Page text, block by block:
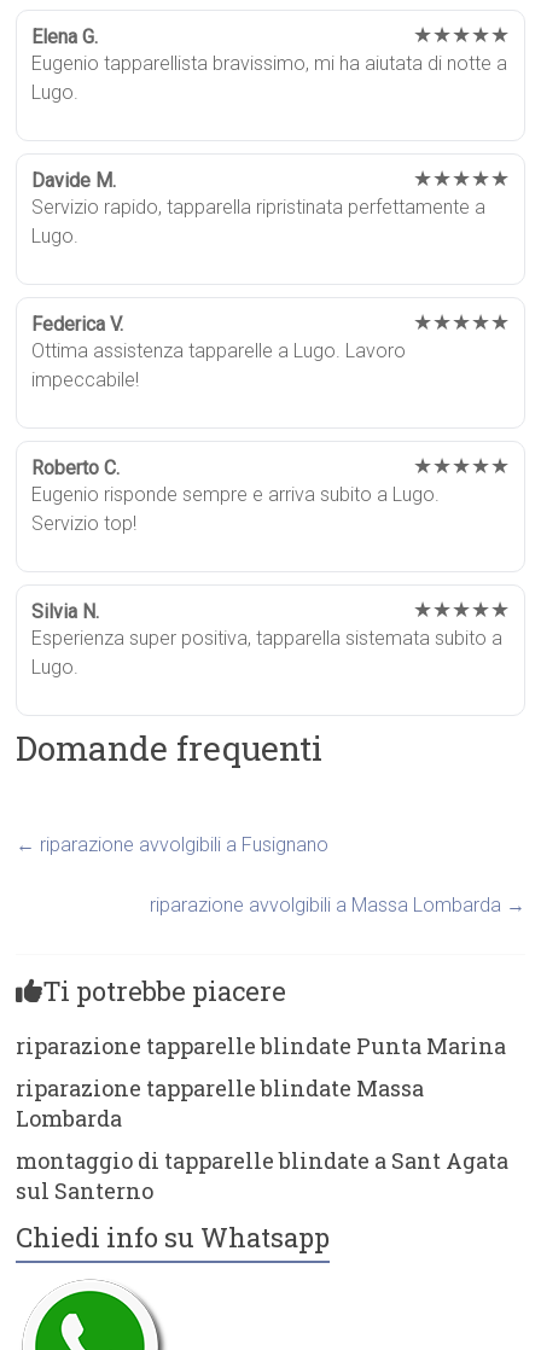
Elena G. ★★★★★
Eugenio tapparellista bravissimo, mi ha aiutata di notte a
Lugo.
Davide M. ★★★★★
Servizio rapido, tapparella ripristinata perfettamente a
Lugo.
Federica V. ★★★★★
Ottima assistenza tapparelle a Lugo. Lavoro
impeccabile!
Roberto C. ★★★★★
Eugenio risponde sempre e arriva subito a Lugo.
Servizio top!
Silvia N. ★★★★★
Esperienza super positiva, tapparella sistemata subito a
Lugo.
Domande frequenti
← riparazione avvolgibili a Fusignano
riparazione avvolgibili a Massa Lombarda →
Ti potrebbe piacere
riparazione tapparelle blindate Punta Marina
riparazione tapparelle blindate Massa
Lombarda
montaggio di tapparelle blindate a Sant Agata
sul Santerno
Chiedi info su Whatsapp